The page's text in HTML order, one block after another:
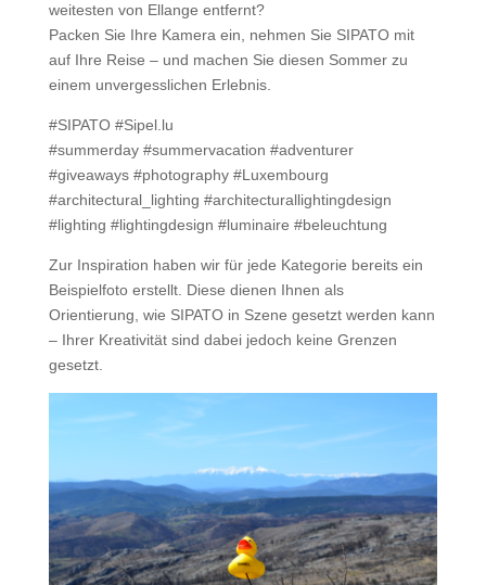
weitesten von Ellange entfernt?
Packen Sie Ihre Kamera ein, nehmen Sie SIPATO mit
auf Ihre Reise – und machen Sie diesen Sommer zu
einem unvergesslichen Erlebnis.
#SIPATO #Sipel.lu
#summerday #summervacation #adventurer
#giveaways #photography #Luxembourg
#architectural_lighting #architecturallightingdesign
#lighting #lightingdesign #luminaire #beleuchtung
Zur Inspiration haben wir für jede Kategorie bereits ein
Beispielfoto erstellt. Diese dienen Ihnen als
Orientierung, wie SIPATO in Szene gesetzt werden kann
– Ihrer Kreativität sind dabei jedoch keine Grenzen
gesetzt.